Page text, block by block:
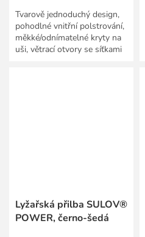
Tvarově jednoduchý design,
pohodlné vnitřní polstrování,
měkké/odnímatelné kryty na
uši, větrací otvory se síťkami
Lyžařská přilba SULOV®
POWER, černo-šedá